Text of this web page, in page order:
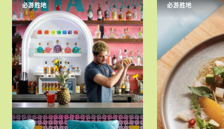
必游胜地 必游胜地